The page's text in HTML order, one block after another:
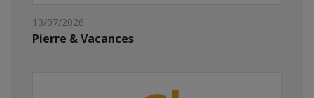
13/07/2026
Pierre & Vacances